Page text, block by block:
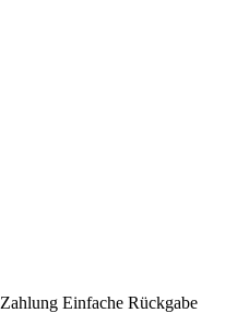
Einfache Rückgabe